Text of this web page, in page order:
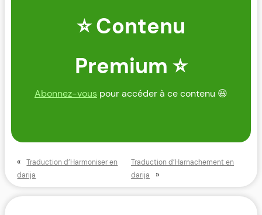
⭐ Contenu
Premium ⭐
Abonnez-vous pour accéder à ce contenu 😃
«
Traduction d’Harmoniser en
darija
Traduction d’Harnachement en
darija
»